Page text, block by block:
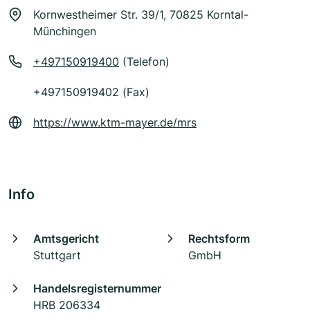
Kornwestheimer Str. 39/1, 70825 Korntal-
Münchingen
+497150919400 (Telefon)
+497150919402 (Fax)
https://www.ktm-mayer.de/mrs
Info
Amtsgericht
Stuttgart
Rechtsform
GmbH
Handelsregisternummer
HRB 206334